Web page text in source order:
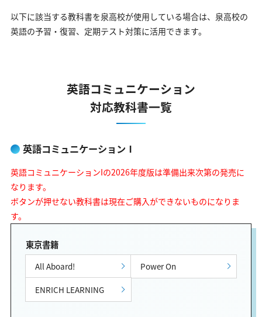
以下に該当する教科書を泉高校が使用している場合は、 泉高校の
英語の予習・復習、定期テスト対策に活用できます。
英語コミュニケーション
対応教科書一覧
英語コミュニケーションⅠ
英語コミュニケーションIの2026年度版は準備出来次第の発売に
なります。
ボタンが押せない教科書は現在ご購入ができないものになりま
す。
東京書籍
All Aboard!
Power On
ENRICH LEARNING